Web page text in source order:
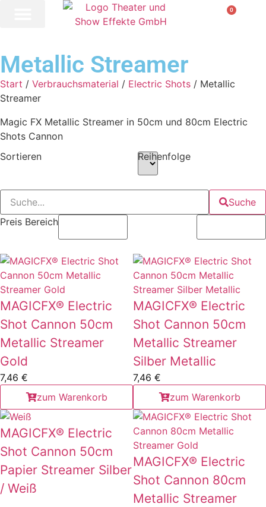
0
Metallic Streamer
Start / Verbrauchsmaterial / Electric Shots / Metallic
Streamer
Magic FX Metallic Streamer in 50cm und 80cm Electric
Shots Cannon
Sortieren
Reihenfolge
Suche
Preis Bereich
MAGICFX® Electric
Shot Cannon 50cm
Metallic Streamer
Gold
7,46 €
zum Warenkorb
MAGICFX® Electric
Shot Cannon 50cm
Metallic Streamer
Silber Metallic
7,46 €
zum Warenkorb
MAGICFX® Electric
Shot Cannon 50cm
Papier Streamer Silber
/ Weiß
MAGICFX® Electric
Shot Cannon 80cm
Metallic Streamer